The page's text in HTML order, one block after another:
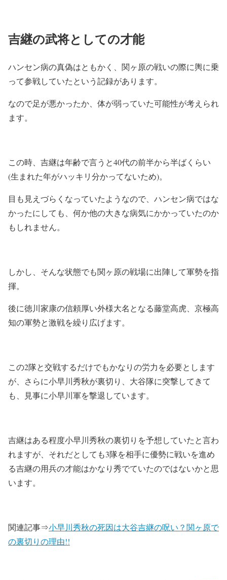
吉継の武将としての才能
ハンセン病の真偽はともかく、関ヶ原の戦いの際に輿に乗
って参戦していたという記録があります。
なので足が悪かったか、体が弱っていた可能性が考えられ
ます。
この時、吉継は年齢で言うと40代の前半から半ばくらい
(生まれた年がハッキリ分かってないため)。
目も見えづらくなっていたようなので、ハンセン病ではな
かったにしても、何か他の大きな病気にかかっていたのか
もしれません。
しかし、そんな状態でも関ヶ原の戦場に出陣して軍勢を指
揮。
後に徳川家康の信頼厚い外様大名となる藤堂高虎、京極高
知の軍勢と激戦を繰り広げます。
この2隊と交戦するだけでもかなりの労力を必要とします
が、さらに小早川秀秋が裏切り、大谷隊に突撃してきて
も、見事に小早川軍を撃退しています。
吉継はある程度小早川秀秋の裏切りを予想していたと言わ
れますが、それだとしても3隊を相手に優勢に戦いを進め
る吉継の用兵の才能はかなり秀でていたのではないかと思
います。
関連記事⇒小早川秀秋の死因は大谷吉継の呪い？関ヶ原で
の裏切りの理由!!